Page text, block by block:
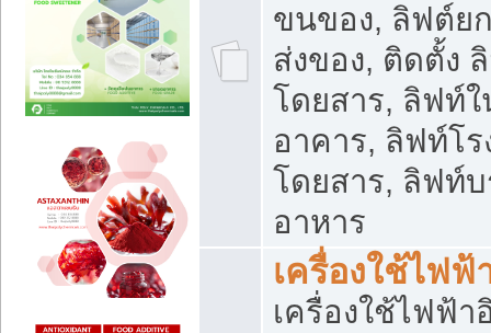
ขนของ, ลิฟต์ย
ส่งของ, ติดตั้ง
โดยสาร, ลิฟท์
อาคาร, ลิฟท์โ
โดยสาร, ลิฟท์
อาหาร
เครื่องใช้ไฟฟ้
เครื่องใช้ไฟฟ้า